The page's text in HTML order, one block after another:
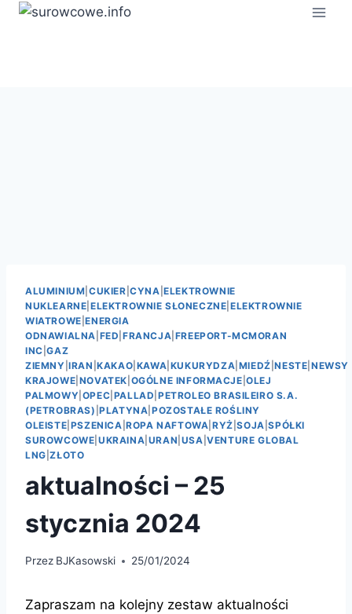
Przejdź
ALUMINIUM CUKIER |CYNA |ELEKTROWNIE
NUKLEARNE ELEKTROWNIE SŁONECZNE |ELEKTROWNIE
WIATROWE |ENERGIA
ODNAWIALNA FED FRANCJA FREEPORT-MCMORAN
INC |GAZ
ZIEMNY |IRAN |KAKAO KAWA KUKURYDZA MIEDŹ |NESTE NEWSY
KRAJOWE NOVATEK OGÓLNE INFORMACJE |OLEJ
PALMOWY OPEC PALLAD PETROLEO BRASILEIRO S.A.
(PETROBRAS) |PLATYNA POZOSTAŁE ROŚLINY
OLEISTE PSZENICA |ROPA NAFTOWA RYŻ |SOJA |SPÓŁKI
SUROWCOWE UKRAINA URAN USA |VENTURE GLOBAL
LNG |ZŁOTO
aktualności – 25
stycznia 2024
Przez BJKasowski 25/01/2024
Zapraszam na kolejny zestaw aktualności